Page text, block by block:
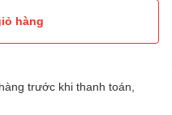
hàng
trước khi thanh toán,